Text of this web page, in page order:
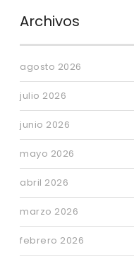
Archivos
agosto 2026
julio 2026
junio 2026
mayo 2026
abril 2026
marzo 2026
febrero 2026